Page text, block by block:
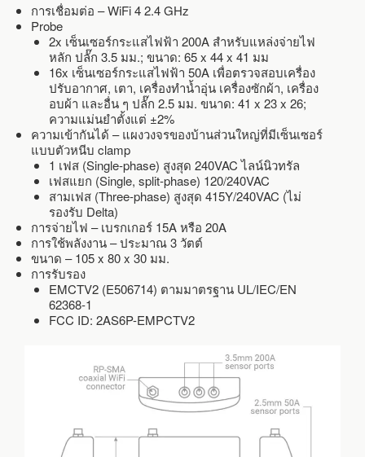
การเชื่อมต่อ – WiFi 4 2.4 GHz
Probe
2x เซ็นเซอร์กระแสไฟฟ้า 200A สำหรับแหล่งจ่ายไฟ
หลัก ปลั๊ก 3.5 มม.; ขนาด: 65 x 44 x 41 มม
16x เซ็นเซอร์กระแสไฟฟ้า 50A เพื่อตรวจสอบเครื่อง
ปรับอากาศ, เตา, เครื่องทำน้ำอุ่น เครื่องซักผ้า, เครื่อง
อบผ้า และอื่น ๆ ปลั๊ก 2.5 มม. ขนาด: 41 x 23 x 26;
ความแม่นยำตั้งแต่ ±2%
ความเข้ากันได้ – แผงวงจรของบ้านส่วนใหญ่ที่มีเซ็นเซอร์
แบบตัวหนีบ clamp
1 เฟส (Single-phase) สูงสุด 240VAC ไลน์นิวทรัล
เฟสแยก (Single, split-phase) 120/240VAC
สามเฟส (Three-phase) สูงสุด 415Y/240VAC (ไม่
รองรับ Delta)
การจ่ายไฟ – เบรกเกอร์ 15A หรือ 20A
การใช้พลังงาน – ประมาณ 3 วัตต์
ขนาด – 105 x 80 x 30 มม.
การรับรอง
EMCTV2 (E506714) ตามมาตรฐาน UL/IEC/EN
62368-1
FCC ID: 2AS6P-EMPCTV2